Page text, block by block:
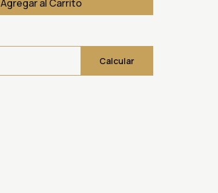
Agregar al Carrito
Calcular